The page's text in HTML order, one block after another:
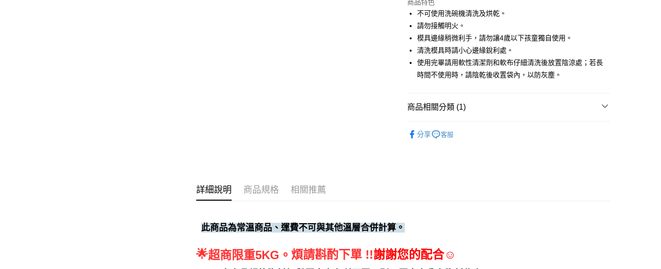
每筆NT$60，滿NT$699(含以上)免運費
• 付款後7-11取貨
每筆NT$60，滿NT$699(含以上)免運費
(請點開選項勾選)
每筆NT$250
商品特色
不可使用洗碗機清洗及烘乾。
請勿接觸明火。
模具邊緣稍微利手，請勿讓4歲以下孩童獨自使用。
清洗模具時請小心邊緣銳利處。
使用完畢請用軟性清潔劑和軟布仔細清洗後放置陰涼處；若長
時間不使用時，請陰乾後收置袋內，以防灰塵。
商品相關分類 (1)
分享
客服
詳細說明 商品規格 相關推薦
此商品為常溫商品、運費不可與其他溫層合併計算。
🌟超商限重5KG。 煩請斟酌下單 !!謝謝您的配合☺